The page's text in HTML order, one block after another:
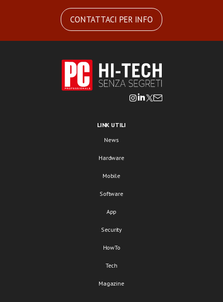
CONTATTACI PER INFO
LINK UTILI
News
Hardware
Mobile
Software
App
Security
HowTo
Tech
Magazine